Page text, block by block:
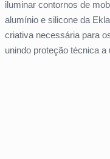
iluminar contornos de
alumínio e silicone da
criativa necessária para
unindo proteção técnica